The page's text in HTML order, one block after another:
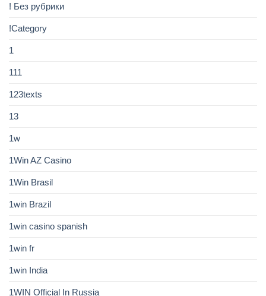
! Без рубрики
!Category
1
111
123texts
13
1w
1Win AZ Casino
1Win Brasil
1win Brazil
1win casino spanish
1win fr
1win India
1WIN Official In Russia